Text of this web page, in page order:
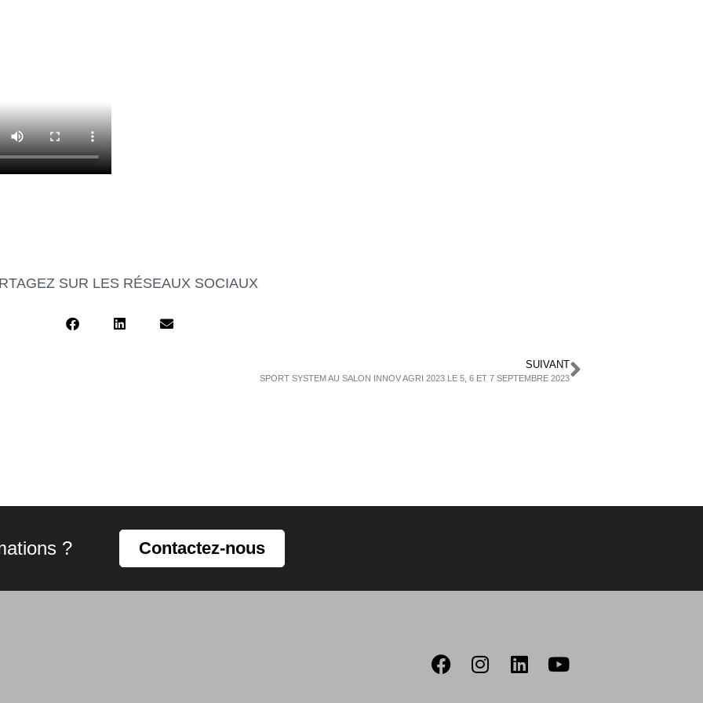
SUR LES RÉSEAUX SOCIAUX
SUIVANT
SPORT SYSTEM AU SALON INNOV AGRI 2023 LE 5, 6 ET 7 SEPTEMBRE 2023
? Contactez-nous